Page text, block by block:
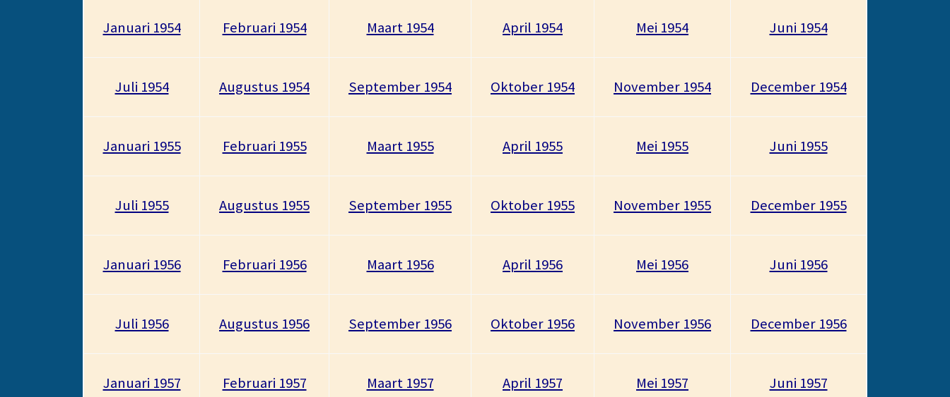
Januari 1954 Februari 1954 Maart 1954 April 1954 Mei 1954 Juni 1954
Juli 1954 Augustus 1954 September 1954 Oktober 1954 November 1954 December 1954
Januari 1955 Februari 1955 Maart 1955 April 1955 Mei 1955 Juni 1955
Juli 1955 Augustus 1955 September 1955 Oktober 1955 November 1955 December 1955
Januari 1956 Februari 1956 Maart 1956 April 1956 Mei 1956 Juni 1956
Juli 1956 Augustus 1956 September 1956 Oktober 1956 November 1956 December 1956
Januari 1957 Februari 1957 Maart 1957 April 1957 Mei 1957 Juni 1957